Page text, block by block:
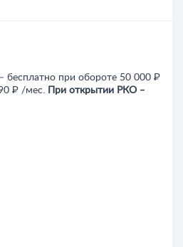
бесплатно при обороте 50 000 ₽
₽ /мес.
При открытии РКО ‒